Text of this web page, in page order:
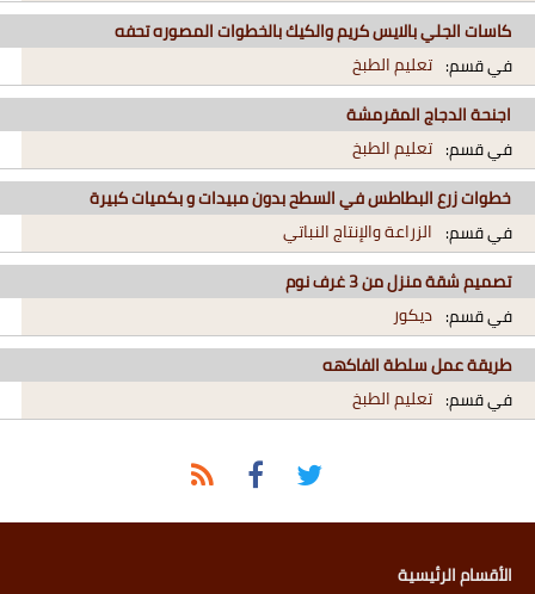
كاسات الجلي بالايس كريم والكيك بالخطوات المصوره تحفه
في قسم: تعليم الطبخ
اجنحة الدجاج المقرمشة
في قسم: تعليم الطبخ
خطوات زرع البطاطس في السطح بدون مبيدات و بكميات كبيرة
في قسم: الزراعة والإنتاج النباتي
تصميم شقة منزل من 3 غرف نوم
في قسم: ديكور
طريقة عمل سلطة الفاكهه
في قسم: تعليم الطبخ
الأقسام الرئيسية